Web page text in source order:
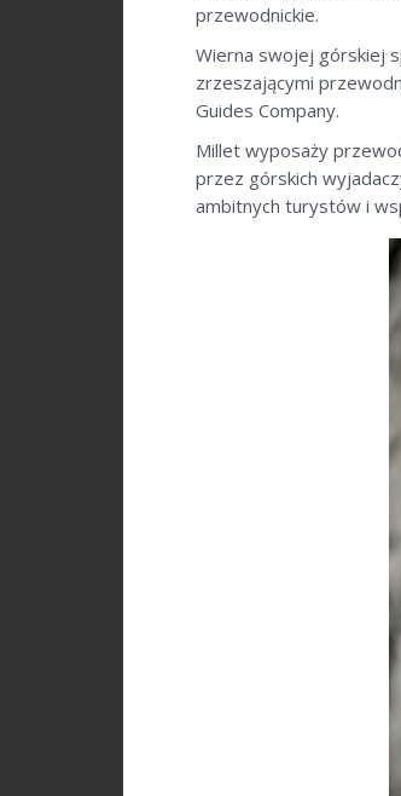
przewodnickie.
Wierna swojej górskiej
zrzeszającymi
Guides Company.
Millet wyposaży
przez górskich
ambitnych turystów i